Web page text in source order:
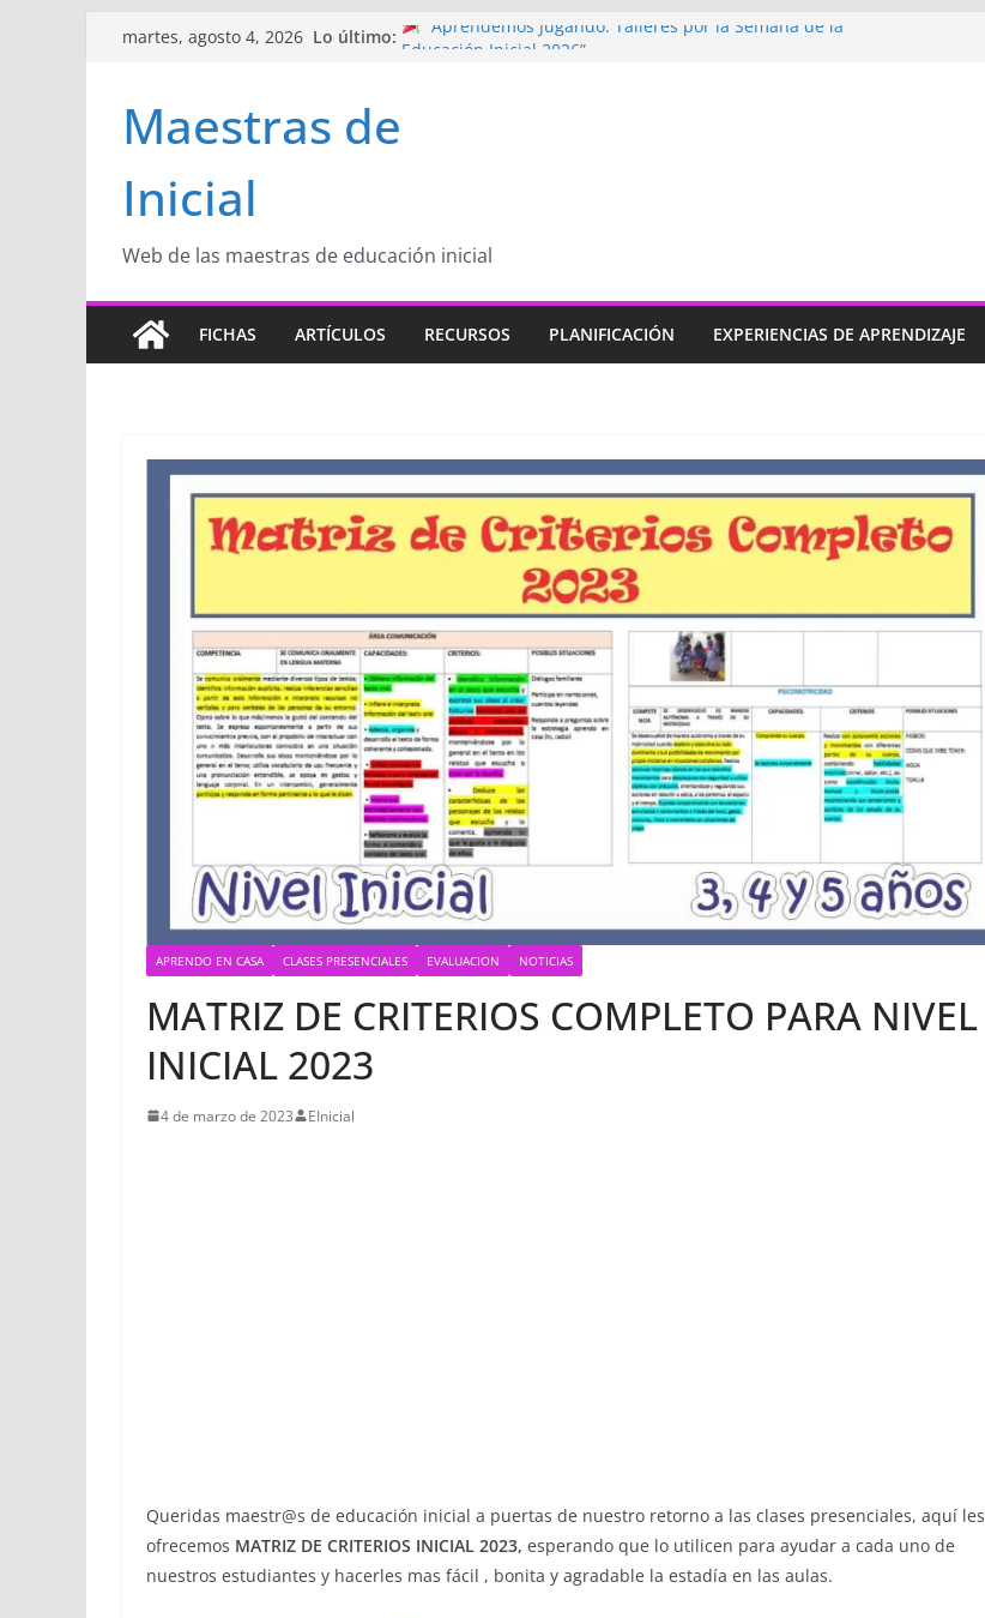
Saltarmartes, agosto 4, 2026 Lo último:
“Aprendemos Jugando: Talleres por la Semana de la
de amor)
Maestras de
Inicial
Web de las maestras de educación inicial
FICHAS ARTÍCULOS RECURSOS PLANIFICACIÓN EXPERIENCIAS DE APRENDIZAJE
APRENDO EN CASA CLASES PRESENCIALES EVALUACION NOTICIAS
MATRIZ DE CRITERIOS COMPLETO PARA NIVEL
INICIAL 2023
4 de marzo de 2023 EInicial
Queridas maestr@s de educación inicial a puertas de nuestro retorno a las clases presenciales, aquí les
ofrecemos MATRIZ DE CRITERIOS INICIAL 2023, esperando que lo utilicen para ayudar a cada uno de
nuestros estudiantes y hacerles mas fácil , bonita y agradable la estadía en las aulas.